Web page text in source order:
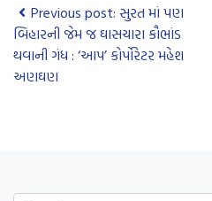
Previous post: સુરત માં પણ
બિહારની જેમ જ ઘાસચારા કૌભાંડ
થવાની ગંધ : ‘આપ’ કોર્પોરેટર મહેશ
અણઘણ